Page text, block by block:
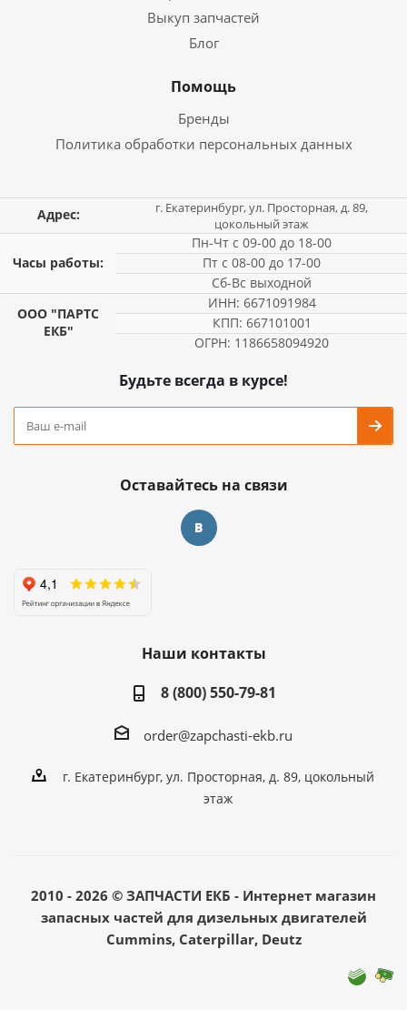
Выкуп запчастей
Блог
Помощь
Бренды
Политика обработки персональных данных
Адрес:
г. Екатеринбург, ул. Просторная, д. 89,
цокольный этаж
Часы работы:
Пн-Чт с 09-00 до 18-00
Пт с 08-00 до 17-00
Сб-Вс выходной
ООО "ПАРТС
ЕКБ"
ИНН: 6671091984
КПП: 667101001
ОГРН: 1186658094920
Будьте всегда в курсе!
Оставайтесь на связи
Наши контакты
8 (800) 550-79-81
order@zapchasti-ekb.ru
г. Екатеринбург, ул. Просторная, д. 89, цокольный
этаж
2010 - 2026 © ЗАПЧАСТИ ЕКБ - Интернет магазин
запасных частей для дизельных двигателей
Cummins, Caterpillar, Deutz